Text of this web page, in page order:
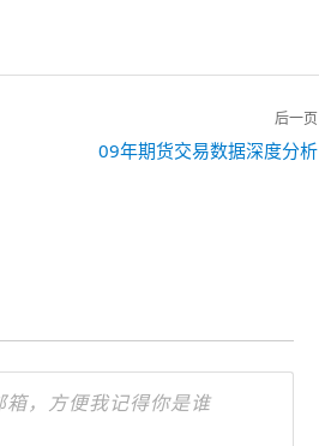
后一页
09年期货交易数据深度分析